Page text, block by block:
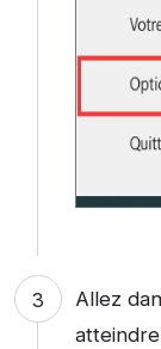
Allez
atteindre